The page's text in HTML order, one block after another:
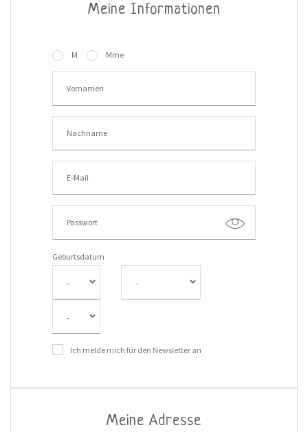
Meine Informationen
M Mme
Geburtsdatum
- -
-
Ich melde mich für den Newsletter an
Meine Adresse